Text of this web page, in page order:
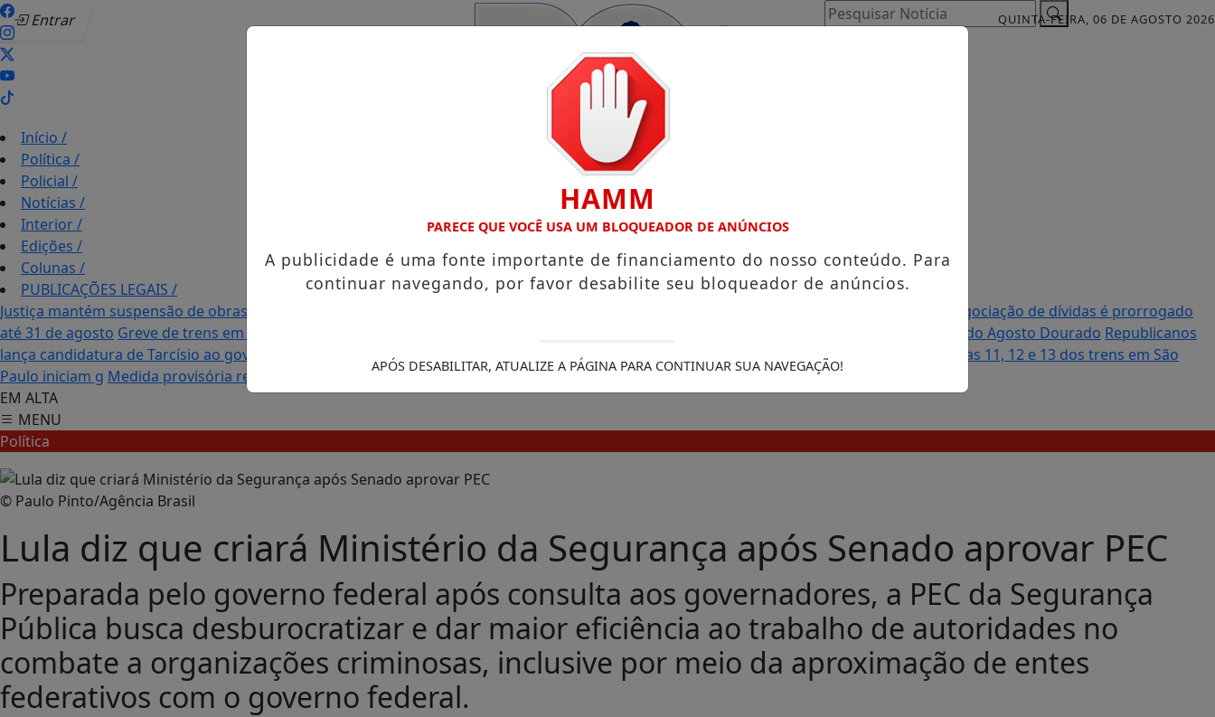
Entrar QUINTA-FEIRA, 06 DE AGOSTO 2026
Pesquisar Notícia
Início /
Política /
Policial /
Notícias /
Interior/
Edições /
Colunas /
PUBLICAÇÕES LEGAIS /
Justiça mantém suspensão de obras de tirolesa no Pão de Açúcar
Programa de renegociação de dívidas é prorrogado
até 31 de agosto Greve de trens em SP causa congestionamento de mais de 2 mil km Semana Mundial do Aleitamento Materno marca início do Agosto Dourado Republicanos
lança candidatura de Tarcísio ao governo de São Paulo
Caminhadas buscam conscientizar população sobre lipedema
Trabalhadores das linhas 11, 12 e 13 dos trens em São
Paulo iniciam g Medida provisória reforça crédito e habitação e altera programas Desenrola e Minha Casa, Minha Vida
EM ALTA
MENU
Política
© Paulo Pinto/Agência Brasil
Lula diz que criará Ministério da Segurança após Senado aprovar PEC
Preparada pelo governo federal após consulta aos governadores, a PEC da Segurança
Pública busca desburocratizar e dar maior eficiência ao trabalho de autoridades no
combate a organizações criminosas, inclusive por meio da aproximação de entes
federativos com o governo federal.
HAMM
PARECE QUE VOCÊ USA UM BLOQUEADOR DE ANÚNCIOS
A publicidade é uma fonte importante de financiamento do nosso conteúdo. Para
continuar navegando, por favor desabilite seu bloqueador de anúncios.
APÓS DESABILITAR, ATUALIZE A PÁGINA PARA CONTINUAR SUA NAVEGAÇÃO!